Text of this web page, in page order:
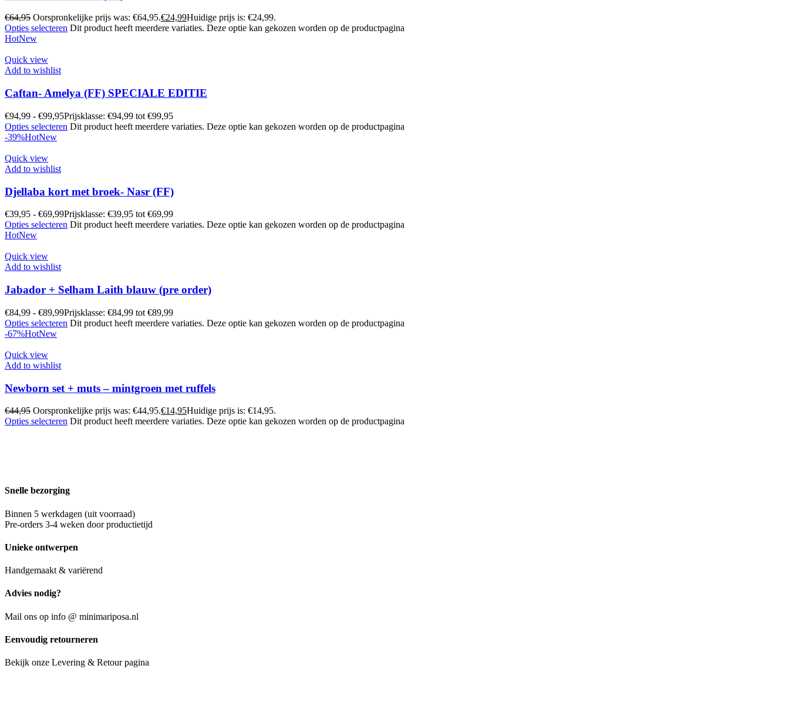
€64,95 Oorspronkelijke prijs was: €64,95.€24,99Huidige prijs is: €24,99.
Opties selecteren Dit product heeft meerdere variaties. Deze optie kan gekozen worden op de productpagina
HotNew
Quick view
Add to wishlist
Caftan- Amelya (FF) SPECIALE EDITIE
€94,99 - €99,95Prijsklasse: €94,99 tot €99,95
Opties selecteren Dit product heeft meerdere variaties. Deze optie kan gekozen worden op de productpagina
-39%HotNew
Quick view
Add to wishlist
Djellaba kort met broek- Nasr (FF)
€39,95 - €69,99Prijsklasse: €39,95 tot €69,99
Opties selecteren Dit product heeft meerdere variaties. Deze optie kan gekozen worden op de productpagina
HotNew
Quick view
Add to wishlist
Jabador + Selham Laith blauw (pre order)
€84,99 - €89,99Prijsklasse: €84,99 tot €89,99
Opties selecteren Dit product heeft meerdere variaties. Deze optie kan gekozen worden op de productpagina
-67%HotNew
Quick view
Add to wishlist
Newborn set + muts – mintgroen met ruffels
€44,95 Oorspronkelijke prijs was: €44,95.€14,95Huidige prijs is: €14,95.
Opties selecteren Dit product heeft meerdere variaties. Deze optie kan gekozen worden op de productpagina
Snelle bezorging
Binnen 5 werkdagen (uit voorraad)
Pre-orders 3-4 weken door productietijd
Unieke ontwerpen
Handgemaakt & variërend
Advies nodig?
Mail ons op info @ minimariposa.nl
Eenvoudig retourneren
Bekijk onze Levering & Retour pagina